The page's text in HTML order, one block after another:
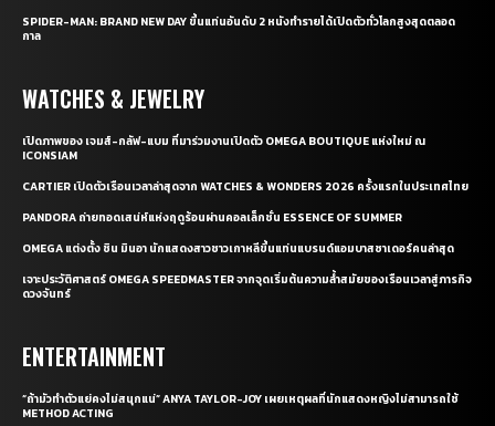
SPIDER-MAN: BRAND NEW DAY ขึ้นแท่นอันดับ 2 หนังทำรายได้เปิดตัวทั่วโลกสูงสุดตลอด
กาล
WATCHES & JEWELRY
เปิดภาพของ เจมส์-กลัฟ-แบม ที่มาร่วมงานเปิดตัว OMEGA BOUTIQUE แห่งใหม่ ณ
ICONSIAM
CARTIER เปิดตัวเรือนเวลาล่าสุดจาก WATCHES & WONDERS 2026 ครั้งแรกในประเทศไทย
PANDORA ถ่ายทอดเสน่ห์แห่งฤดูร้อนผ่านคอลเล็กชั่น ESSENCE OF SUMMER
OMEGA แต่งตั้ง ชิน มินอา นักแสดงสาวชาวเกาหลีขึ้นแท่นแบรนด์แอมบาสซาเดอร์คนล่าสุด
เจาะประวัติศาสตร์ OMEGA SPEEDMASTER จากจุดเริ่มต้นความล้ำสมัยของเรือนเวลาสู่ภารกิจ
ดวงจันทร์
ENTERTAINMENT
“ถ้ามัวทำตัวแย่คงไม่สนุกแน่” ANYA TAYLOR-JOY เผยเหตุผลที่นักแสดงหญิงไม่สามารถใช้
METHOD ACTING